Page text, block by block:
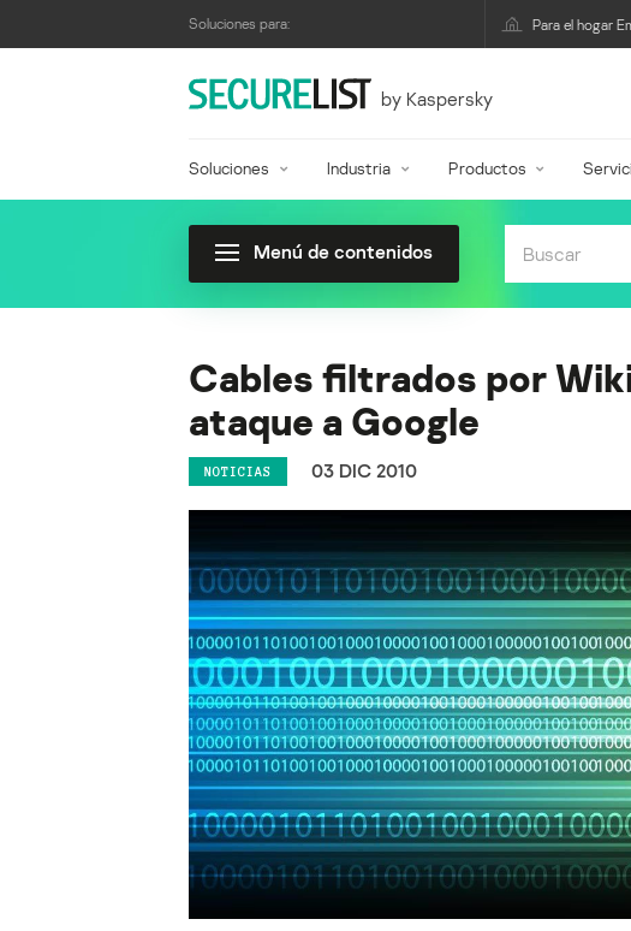
Soluciones para: Para el hogar
by Kaspersky
Soluciones Industria Productos
Menú de contenidos
Cables filtrados por
ataque a Google
NOTICIAS 03 DIC 2010